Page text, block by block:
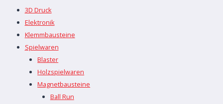
3D Druck
Elektronik
Klemmbausteine
Spielwaren
Blaster
Holzspielwaren
Magnetbausteine
Ball Run